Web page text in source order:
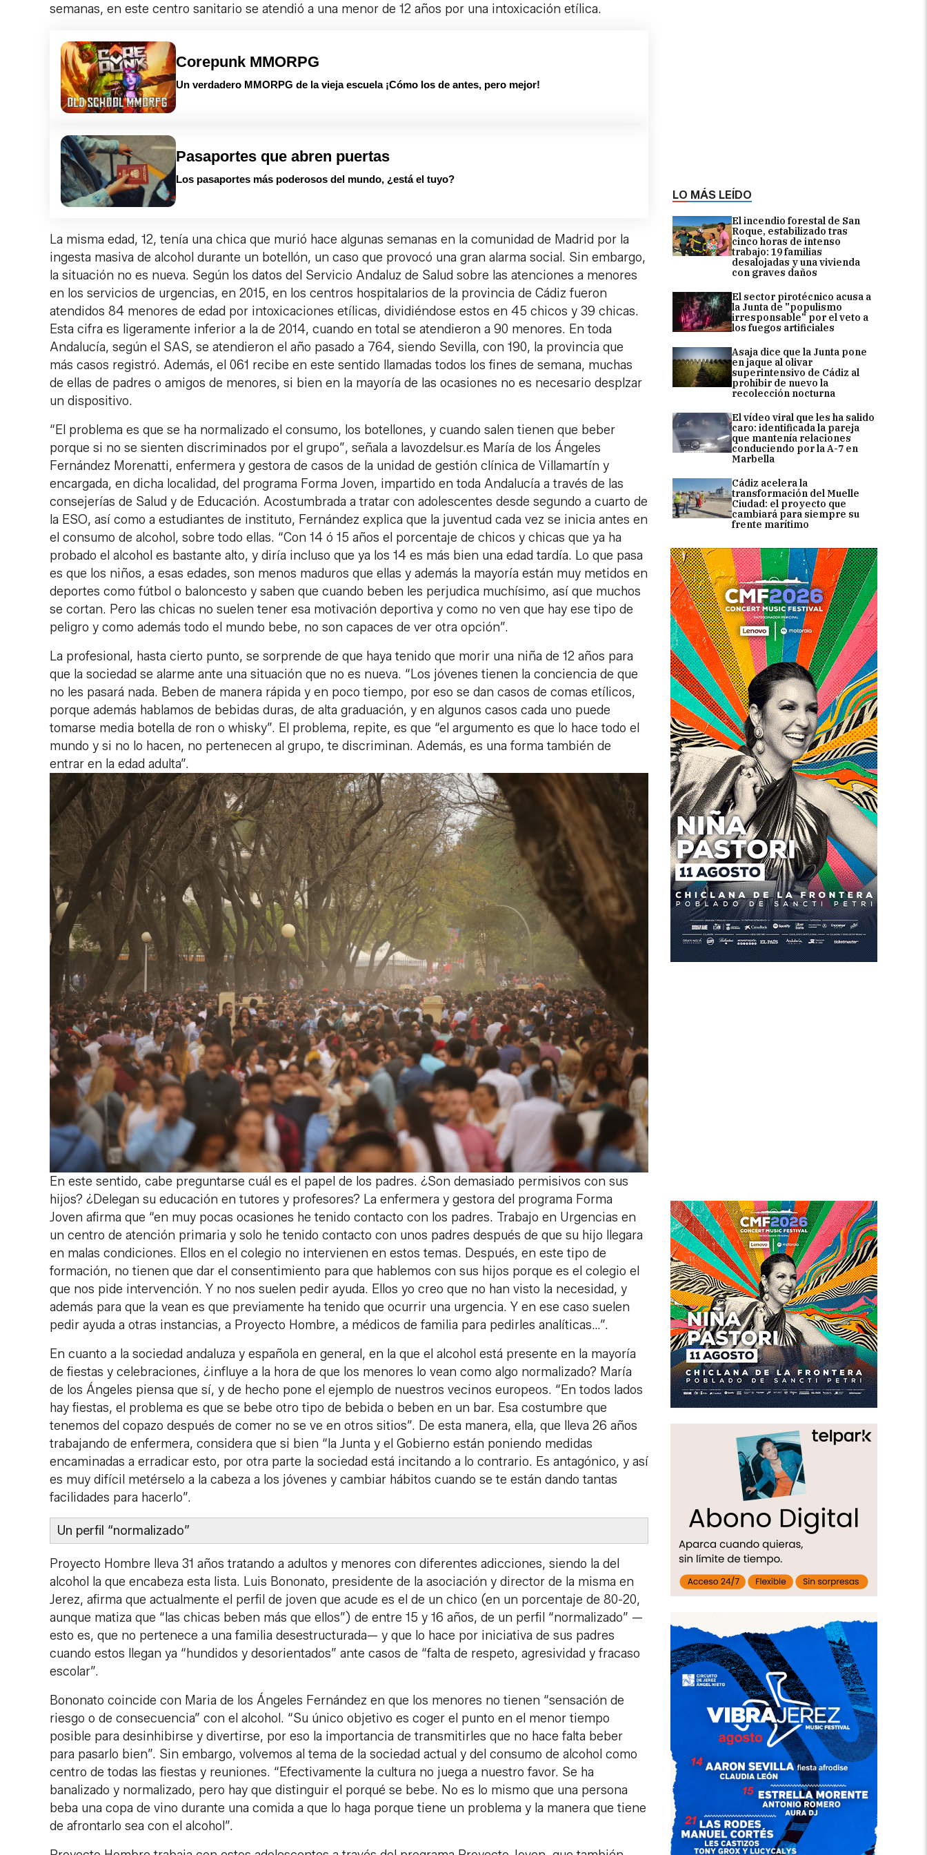
LO MÁS LEÍDO
El incendio forestal de San
Roque, estabilizado tras
cinco horas de intenso
trabajo: 19 familias
desalojadas y una vivienda
con graves daños
El sector pirotécnico acusa a
la Junta de "populismo
irresponsable" por el veto a
los fuegos artificiales
Asaja dice que la Junta pone
en jaque al olivar
superintensivo de Cádiz al
prohibir de nuevo la
recolección nocturna
El vídeo viral que les ha salido
caro: identificada la pareja
que mantenía relaciones
conduciendo por la A-7 en
Marbella
Cádiz acelera la
transformación del Muelle
Ciudad: el proyecto que
cambiará para siempre su
frente marítimo
semanas, en este centro sanitario se atendió a una menor de 12 años por una intoxicación etílica.
Corepunk MMORPG
Un verdadero MMORPG de la vieja escuela ¡Cómo los de antes, pero mejor!
Pasaportes que abren puertas
Los pasaportes más poderosos del mundo, ¿está el tuyo?
La misma edad, 12, tenía una chica que murió hace algunas semanas en la comunidad de Madrid por la
ingesta masiva de alcohol durante un botellón, un caso que provocó una gran alarma social. Sin embargo,
la situación no es nueva. Según los datos del Servicio Andaluz de Salud sobre las atenciones a menores
en los servicios de urgencias, en 2015, en los centros hospitalarios de la provincia de Cádiz fueron
atendidos 84 menores de edad por intoxicaciones etílicas, dividiéndose estos en 45 chicos y 39 chicas.
Esta cifra es ligeramente inferior a la de 2014, cuando en total se atendieron a 90 menores. En toda
Andalucía, según el SAS, se atendieron el año pasado a 764, siendo Sevilla, con 190, la provincia que
más casos registró. Además, el 061 recibe en este sentido llamadas todos los fines de semana, muchas
de ellas de padres o amigos de menores, si bien en la mayoría de las ocasiones no es necesario desplzar
un dispositivo.
“El problema es que se ha normalizado el consumo, los botellones, y cuando salen tienen que beber
porque si no se sienten discriminados por el grupo”, señala a lavozdelsur.es María de los Ángeles
Fernández Morenatti, enfermera y gestora de casos de la unidad de gestión clínica de Villamartín y
encargada, en dicha localidad, del programa Forma Joven, impartido en toda Andalucía a través de las
consejerías de Salud y de Educación. Acostumbrada a tratar con adolescentes desde segundo a cuarto de
la ESO, así como a estudiantes de instituto, Fernández explica que la juventud cada vez se inicia antes en
el consumo de alcohol, sobre todo ellas. “Con 14 ó 15 años el porcentaje de chicos y chicas que ya ha
probado el alcohol es bastante alto, y diría incluso que ya los 14 es más bien una edad tardía. Lo que pasa
es que los niños, a esas edades, son menos maduros que ellas y además la mayoría están muy metidos en
deportes como fútbol o baloncesto y saben que cuando beben les perjudica muchísimo, así que muchos
se cortan. Pero las chicas no suelen tener esa motivación deportiva y como no ven que hay ese tipo de
peligro y como además todo el mundo bebe, no son capaces de ver otra opción”.
La profesional, hasta cierto punto, se sorprende de que haya tenido que morir una niña de 12 años para
que la sociedad se alarme ante una situación que no es nueva. “Los jóvenes tienen la conciencia de que
no les pasará nada. Beben de manera rápida y en poco tiempo, por eso se dan casos de comas etílicos,
porque además hablamos de bebidas duras, de alta graduación, y en algunos casos cada uno puede
tomarse media botella de ron o whisky”. El problema, repite, es que “el argumento es que lo hace todo el
mundo y si no lo hacen, no pertenecen al grupo, te discriminan. Además, es una forma también de
entrar en la edad adulta”.
En este sentido, cabe preguntarse cuál es el papel de los padres. ¿Son demasiado permisivos con sus
hijos? ¿Delegan su educación en tutores y profesores? La enfermera y gestora del programa Forma
Joven afirma que “en muy pocas ocasiones he tenido contacto con los padres. Trabajo en Urgencias en
un centro de atención primaria y solo he tenido contacto con unos padres después de que su hijo llegara
en malas condiciones. Ellos en el colegio no intervienen en estos temas. Después, en este tipo de
formación, no tienen que dar el consentimiento para que hablemos con sus hijos porque es el colegio el
que nos pide intervención. Y no nos suelen pedir ayuda. Ellos yo creo que no han visto la necesidad, y
además para que la vean es que previamente ha tenido que ocurrir una urgencia. Y en ese caso suelen
pedir ayuda a otras instancias, a Proyecto Hombre, a médicos de familia para pedirles analíticas…”.
En cuanto a la sociedad andaluza y española en general, en la que el alcohol está presente en la mayoría
de fiestas y celebraciones, ¿influye a la hora de que los menores lo vean como algo normalizado? María
de los Ángeles piensa que sí, y de hecho pone el ejemplo de nuestros vecinos europeos. “En todos lados
hay fiestas, el problema es que se bebe otro tipo de bebida o beben en un bar. Esa costumbre que
tenemos del copazo después de comer no se ve en otros sitios”. De esta manera, ella, que lleva 26 años
trabajando de enfermera, considera que si bien “la Junta y el Gobierno están poniendo medidas
encaminadas a erradicar esto, por otra parte la sociedad está incitando a lo contrario. Es antagónico, y así
es muy difícil metérselo a la cabeza a los jóvenes y cambiar hábitos cuando se te están dando tantas
facilidades para hacerlo”.
Un perfil “normalizado”
Proyecto Hombre lleva 31 años tratando a adultos y menores con diferentes adicciones, siendo la del
alcohol la que encabeza esta lista. Luis Bononato, presidente de la asociación y director de la misma en
Jerez, afirma que actualmente el perfil de joven que acude es el de un chico (en un porcentaje de 80-20,
aunque matiza que “las chicas beben más que ellos”) de entre 15 y 16 años, de un perfil “normalizado” —
esto es, que no pertenece a una familia desestructurada— y que lo hace por iniciativa de sus padres
cuando estos llegan ya “hundidos y desorientados” ante casos de “falta de respeto, agresividad y fracaso
escolar”.
Bononato coincide con Maria de los Ángeles Fernández en que los menores no tienen “sensación de
riesgo o de consecuencia” con el alcohol. “Su único objetivo es coger el punto en el menor tiempo
posible para desinhibirse y divertirse, por eso la importancia de transmitirles que no hace falta beber
para pasarlo bien”. Sin embargo, volvemos al tema de la sociedad actual y del consumo de alcohol como
centro de todas las fiestas y reuniones. “Efectivamente la cultura no juega a nuestro favor. Se ha
banalizado y normalizado, pero hay que distinguir el porqué se bebe. No es lo mismo que una persona
beba una copa de vino durante una comida a que lo haga porque tiene un problema y la manera que tiene
de afrontarlo sea con el alcohol”.